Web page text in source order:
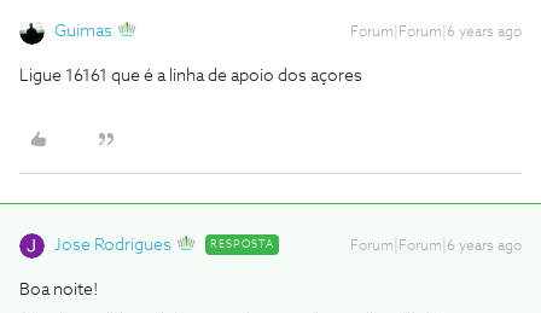
Guimas Forum|Forum|6 years ago
Ligue 16161 que é a linha de apoio dos açores
Jose Rodrigues RESPOSTA Forum|Forum|6 years ago
Boa noite!